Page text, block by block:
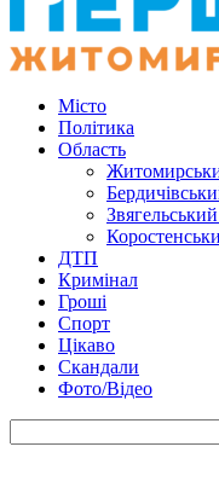
Місто
Політика
Область
ДТП
Кримінал
Гроші
Спорт
Цікаво
Скандали
Фото/Відео